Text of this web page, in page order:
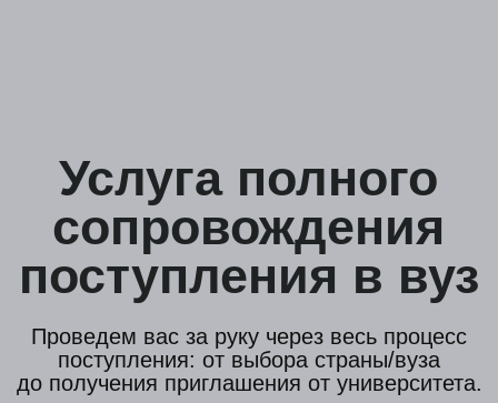
Весь цикл полного сопровождения
Подбор и подача на 1 программу
(подготовительное отделение)
Подбор и бронирование общежития
(до 3х вариантов)
Поступление +
общежитие